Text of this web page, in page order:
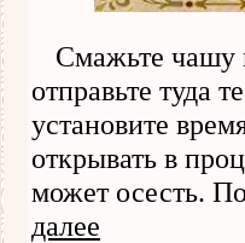
Смажьте чашу
отправьте туда
установите
открывать в
может осесть.
далее